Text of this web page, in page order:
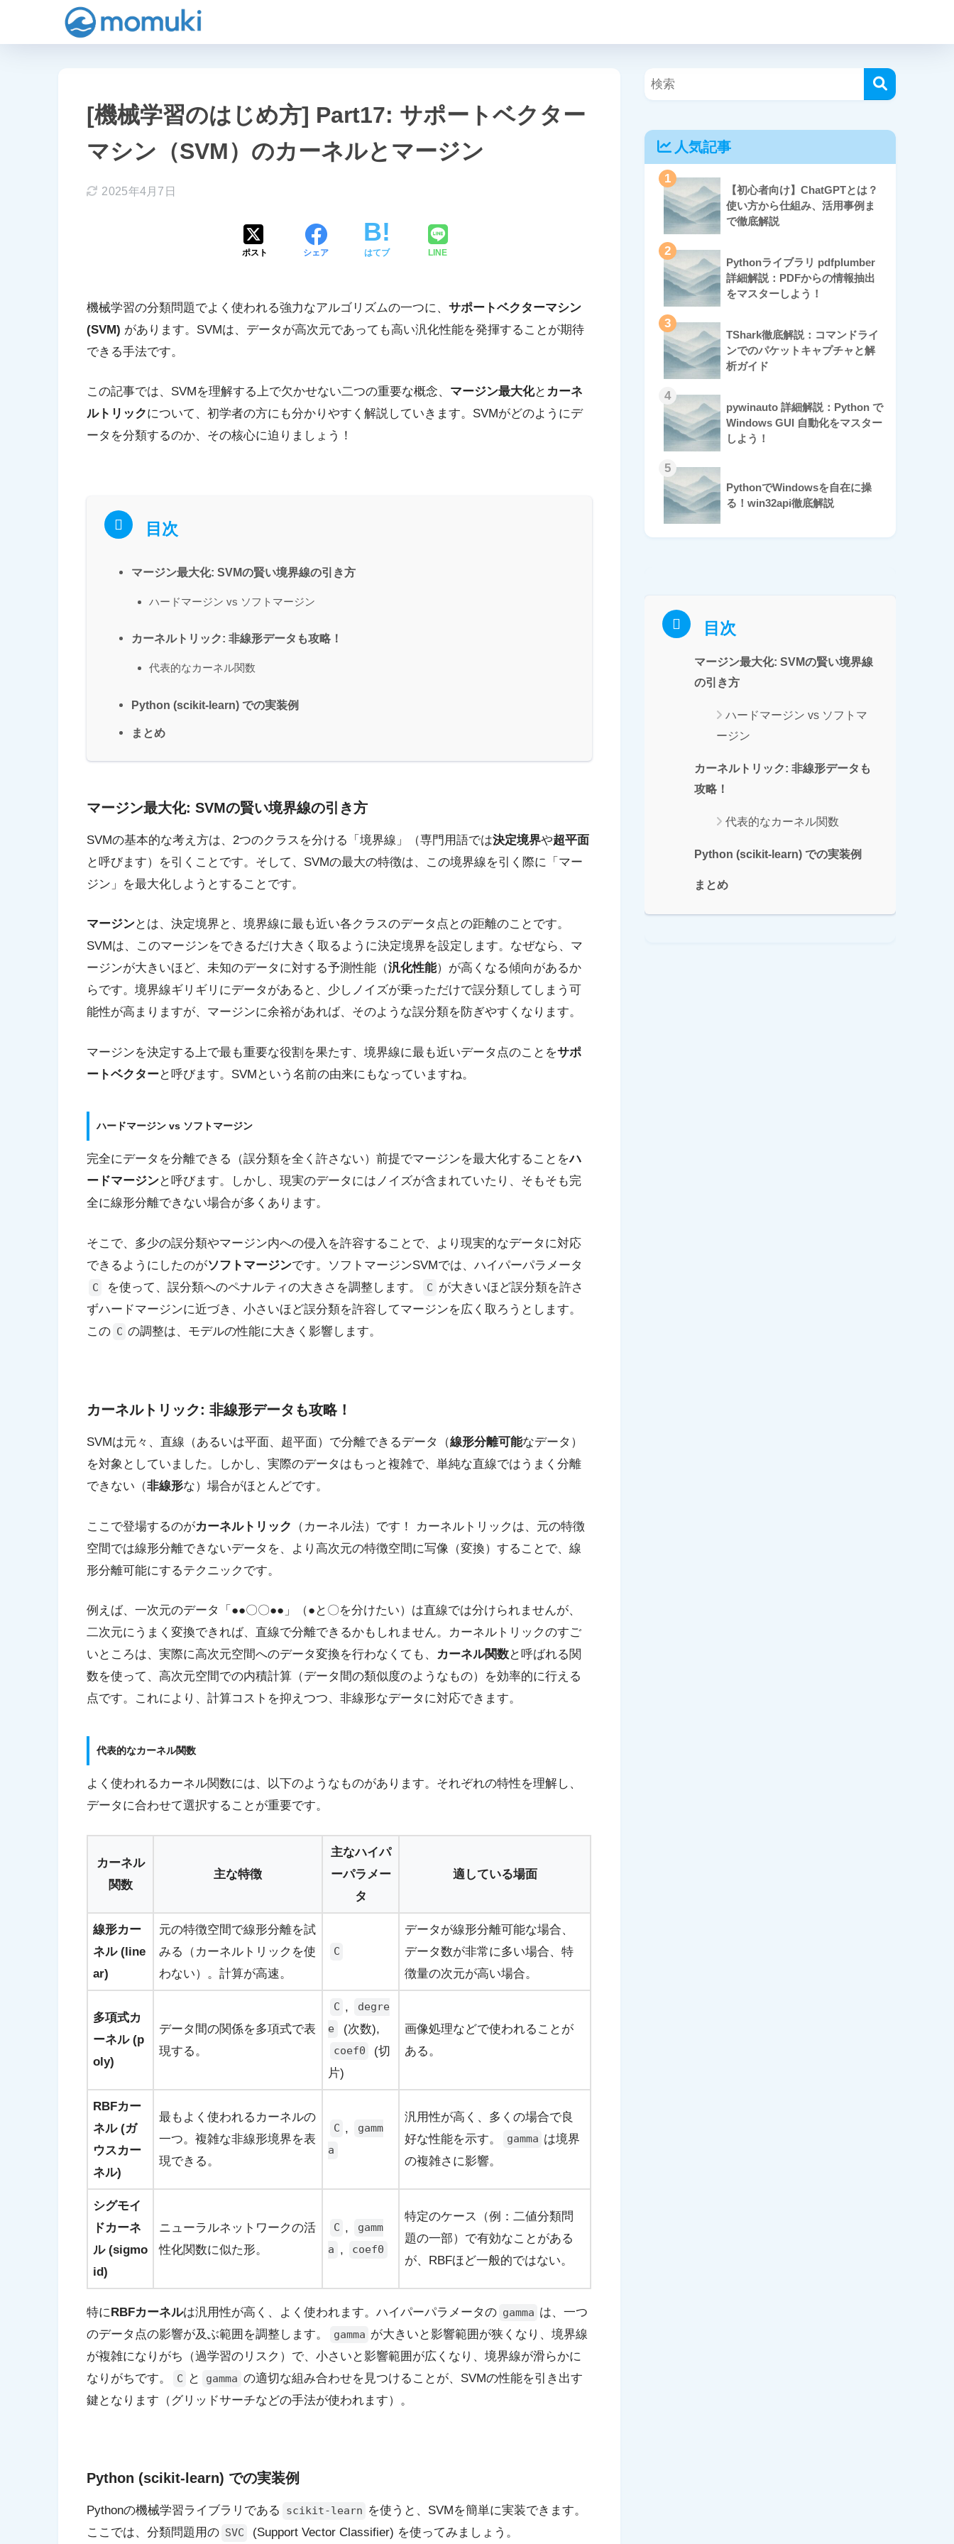
[機械学習のはじめ方] Part17: サポートベクター
マシン（SVM）のカーネルとマージン
2025年4月7日
ポスト シェア はてブ LINE
機械学習の分類問題でよく使われる強力なアルゴリズムの一つに、 サポートベクターマシン
(SVM) があります。SVMは、データが高次元であっても高い汎化性能を発揮することが期待
できる手法です。
この記事では、SVMを理解する上で欠かせない二つの重要な概念、 マージン最大化と カーネ
ルトリックについて、初学者の方にも分かりやすく解説していきます。SVMがどのようにデ
ータを分類するのか、その核心に迫りましょう！
目次
マージン最大化: SVMの賢い境界線の引き方
ハードマージン vs ソフトマージン
カーネルトリック: 非線形データも攻略！
代表的なカーネル関数
Python (scikit-learn) での実装例
まとめ
マージン最大化: SVMの賢い境界線の引き方
SVMの基本的な考え方は、2つのクラスを分ける「境界線」（専門用語では決定境界や超平面
と呼びます）を引くことです。そして、SVMの最大の特徴は、この境界線を引く際に「マー
ジン」を最大化しようとすることです。
マージンとは、決定境界と、境界線に最も近い各クラスのデータ点との距離のことです。
SVMは、このマージンをできるだけ大きく取るように決定境界を設定します。なぜなら、マ
ージンが大きいほど、未知のデータに対する予測性能（汎化性能）が高くなる傾向があるか
らです。境界線ギリギリにデータがあると、少しノイズが乗っただけで誤分類してしまう可
能性が高まりますが、マージンに余裕があれば、そのような誤分類を防ぎやすくなります。
マージンを決定する上で最も重要な役割を果たす、境界線に最も近いデータ点のことをサポ
ートベクターと呼びます。SVMという名前の由来にもなっていますね。
ハードマージン vs ソフトマージン
完全にデータを分離できる（誤分類を全く許さない）前提でマージンを最大化することをハ
ードマージンと呼びます。しかし、現実のデータにはノイズが含まれていたり、そもそも完
全に線形分離できない場合が多くあります。
そこで、多少の誤分類やマージン内への侵入を許容することで、より現実的なデータに対応
できるようにしたのがソフトマージンです。ソフトマージンSVMでは、ハイパーパラメータ
C を使って、誤分類へのペナルティの大きさを調整します。 C が大きいほど誤分類を許さ
ずハードマージンに近づき、小さいほど誤分類を許容してマージンを広く取ろうとします。
この C の調整は、モデルの性能に大きく影響します。
カーネルトリック: 非線形データも攻略！
SVMは元々、直線（あるいは平面、超平面）で分離できるデータ（線形分離可能なデータ）
を対象としていました。しかし、実際のデータはもっと複雑で、単純な直線ではうまく分離
できない（非線形な）場合がほとんどです。
ここで登場するのがカーネルトリック
（カーネル法）です！ カーネルトリックは、元の特徴
空間では線形分離できないデータを、より高次元の特徴空間に写像（変換）することで、線
形分離可能にするテクニックです。
例えば、一次元のデータ「●●〇〇●●」（●と〇を分けたい）は直線では分けられませんが、
二次元にうまく変換できれば、直線で分離できるかもしれません。カーネルトリックのすご
いところは、実際に高次元空間へのデータ変換を行わなくても、
カーネル関数と呼ばれる関
数を使って、高次元空間での内積計算（データ間の類似度のようなもの）を効率的に行える
点です。これにより、計算コストを抑えつつ、非線形なデータに対応できます。
代表的なカーネル関数
よく使われるカーネル関数には、以下のようなものがあります。それぞれの特性を理解し、
データに合わせて選択することが重要です。
カーネル
関数
主な特徴
主なハイパ
ーパラメー
タ
適している場面
線形カー
ネル (line
ar)
元の特徴空間で線形分離を試
みる（カーネルトリックを使
わない）。計算が高速。
C
データが線形分離可能な場合、
データ数が非常に多い場合、特
徴量の次元が高い場合。
多項式カ
ーネル (p
oly)
データ間の関係を多項式で表
現する。
C ,
degre
e
(次数),
coef0
(切
片)
画像処理などで使われることが
ある。
RBFカー
ネル (ガ
ウスカー
ネル)
最もよく使われるカーネルの
一つ。複雑な非線形境界を表
現できる。
C ,
gamm
a
汎用性が高く、多くの場合で良
好な性能を示す。
gamma は境界
の複雑さに影響。
シグモイ
ドカーネ
ル (sigmo
id)
ニューラルネットワークの活
性化関数に似た形。
C ,
gamm
a , coef0
特定のケース（例：二値分類問
題の一部）で有効なことがある
が、RBFほど一般的ではない。
特にRBFカーネルは汎用性が高く、よく使われます。ハイパーパラメータの gamma は、一つ
のデータ点の影響が及ぶ範囲を調整します。
gamma が大きいと影響範囲が狭くなり、境界線
が複雑になりがち（過学習のリスク）で、小さいと影響範囲が広くなり、境界線が滑らかに
なりがちです。
C と gamma の適切な組み合わせを見つけることが、SVMの性能を引き出す
鍵となります（グリッドサーチなどの手法が使われます）。
Python (scikit-learn) での実装例
Pythonの機械学習ライブラリである scikit-learn を使うと、SVMを簡単に実装できます。
ここでは、分類問題用の SVC (Support Vector Classifier) を使ってみましょう。
人気記事
1
【初心者向け】ChatGPTとは？
使い方から仕組み、活用事例ま
で徹底解説
2
Pythonライブラリ pdfplumber
詳細解説：PDFからの情報抽出
をマスターしよう！
3
TShark徹底解説：コマンドライ
ンでのパケットキャプチャと解
析ガイド
4
pywinauto 詳細解説：Python で
Windows GUI 自動化をマスター
しよう！
5
PythonでWindowsを自在に操
る！win32api徹底解説
目次
マージン最大化: SVMの賢い境界線
の引き方
ハードマージン vs ソフトマ
ージン
カーネルトリック: 非線形データも
攻略！
代表的なカーネル関数
Python (scikit-learn) での実装例
まとめ